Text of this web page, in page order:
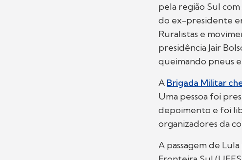
pela região Sul
do ex-presidente
Ruralistas e
presidência Jair
queimando pneus
A Brigada Militar
Uma pessoa foi
depoimento e foi
organizadores da
A passagem de